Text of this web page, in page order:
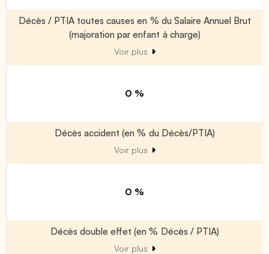
Décès / PTIA toutes causes en % du Salaire Annuel Brut
(majoration par enfant à charge)
Voir plus
0 %
Décès accident (en % du Décès/PTIA)
Voir plus
0 %
Décès double effet (en % Décès / PTIA)
Voir plus